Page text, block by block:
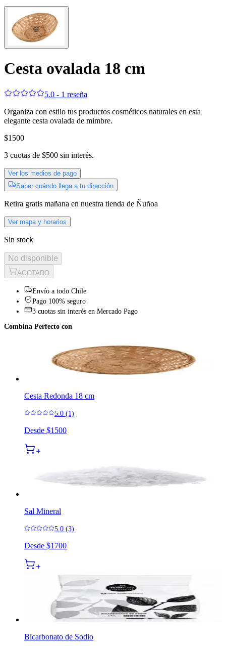
Cesta ovalada 18 cm
5.0 - 1 reseña
Organiza con estilo tus productos cosméticos naturales en esta
elegante cesta ovalada de mimbre.
$1500
3 cuotas de $500 sin interés.
Ver los medios de pago
Saber cuándo llega a tu dirección
Retira gratis mañana en nuestra tienda de Ñuñoa
Ver mapa y horarios
Sin stock
No disponible
AGOTADO
Envío a todo Chile
Pago 100% seguro
3 cuotas sin interés en Mercado Pago
Combina Perfecto con
Cesta Redonda 18 cm
5.0 (1)
Desde $1500
Sal Mineral
5.0 (3)
Desde $1700
Bicarbonato de Sodio